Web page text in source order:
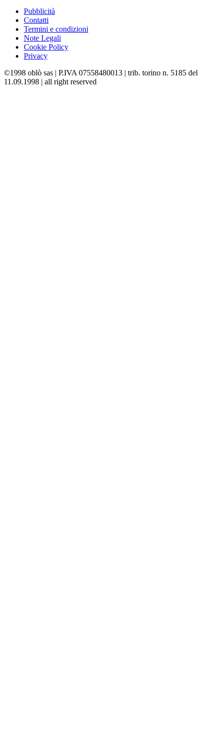
Pubblicità
Contatti
Termini e condizioni
Note Legali
Cookie Policy
Privacy
©1998 oblò sas | P.IVA 07558480013 | trib. torino n. 5185 del
11.09.1998 | all right reserved